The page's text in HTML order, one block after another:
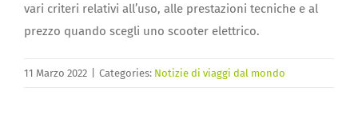
vari criteri relativi all’uso, alle prestazioni tecniche e al
prezzo quando scegli uno scooter elettrico.
11 Marzo 2022 Categories: Notizie di viaggi dal mondo